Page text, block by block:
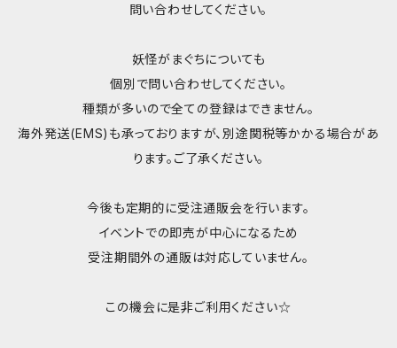
問い合わせしてください。
妖怪がまぐちについても
個別で問い合わせしてください。
種類が多いので全ての登録はできません。
海外発送(EMS)も承っておりますが、別途関税等かかる場合があ
ります。ご了承ください。
今後も定期的に受注通販会を行います。
イベントでの即売が中心になるため
受注期間外の通販は対応していません。
この機会に是非ご利用ください☆